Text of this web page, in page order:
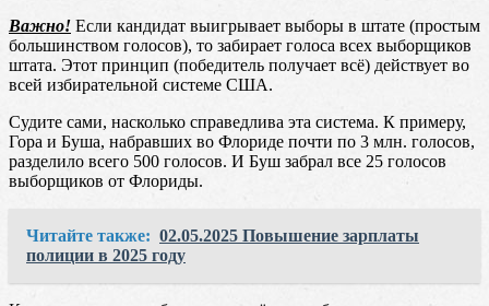
Важно! Если кандидат выигрывает выборы в штате (простым
большинством голосов), то забирает голоса всех выборщиков
штата. Этот принцип (победитель получает всё) действует во
всей избирательной системе США.
Судите сами, насколько справедлива эта система. К примеру,
Гора и Буша, набравших во Флориде почти по 3 млн. голосов,
разделило всего 500 голосов. И Буш забрал все 25 голосов
выборщиков от Флориды.
Читайте также: 02.05.2025 Повышение зарплаты
полиции в 2025 году